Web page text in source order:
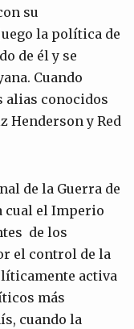
su
la política de
de él y se
Cuando
alias conocidos
Henderson y Red
de la Guerra de
cual el Imperio
de los
el control de la
activa
más
cuando la